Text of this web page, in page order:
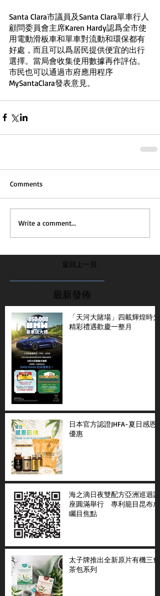
Santa Clara市議員及Santa Clara單車行人
顧問委員會主席Karen Hardy認爲全市使
用電動滑板車和單車對流動和環保都有
好處，而且可以爲居民提供便宜的出行
選擇。當局會收集使用數據再作評估。
市民也可以通過市府應用程序
MySantaClara發表意見。
Comments
Write a comment...
返回上一頁
...............................................................
最新發佈
「天河大賭場」四載輝煌時光
精彩禮遇歡慶一整月
日本官方認證JHFA-夏日感恩
優惠
海之滴日夜雙配方亞洲巡迴講
座圓滿舉行 專利籠目昆布成
矚目焦點
太子牌推出全新原片有機三角
茶包系列